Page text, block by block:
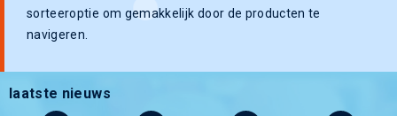
sorteeroptie om gemakkelijk door de producten te
navigeren.
laatste nieuws